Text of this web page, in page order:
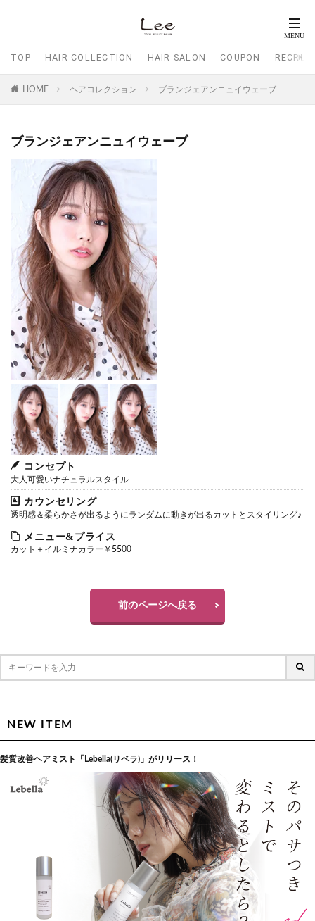
TOP HAIR COLLECTION HAIR SALON COUPON
HOME ヘアコレクション ブランジェアンニュイウェーブ
ブランジェアンニュイウェーブ
コンセプト
大人可愛いナチュラルスタイル
カウンセリング
透明感＆柔らかさが出るようにランダムに動きが出るカットとスタイリング♪
メニュー&プライス
カット＋イルミナカラー￥5500
前のページへ戻る
NEW ITEM
髪質改善ヘアミスト「Lebella(リベラ)」がリリース！